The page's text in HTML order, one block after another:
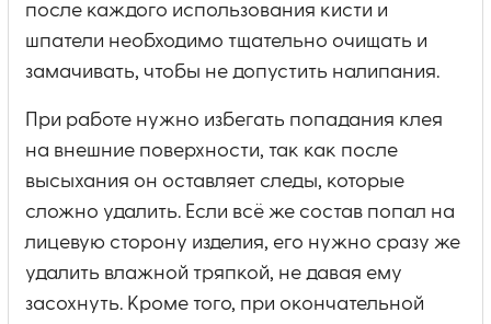
после каждого использования кисти и
шпатели необходимо тщательно очищать и
замачивать, чтобы не допустить налипания.
При работе нужно избегать попадания клея
на внешние поверхности, так как после
высыхания он оставляет следы, которые
сложно удалить. Если всё же состав попал на
лицевую сторону изделия, его нужно сразу же
удалить влажной тряпкой, не давая ему
засохнуть. Кроме того, при окончательной